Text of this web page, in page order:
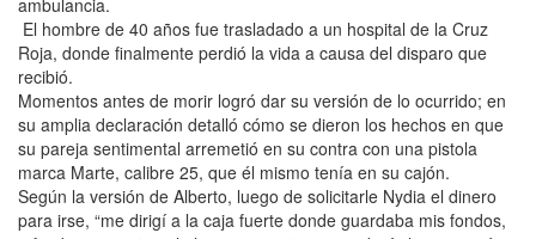
ambulancia.
El hombre de 40 años fue trasladado a un hospital de la Cruz
Roja, donde finalmente perdió la vida a causa del disparo que
recibió.
Momentos antes de morir logró dar su versión de lo ocurrido; en
su amplia declaración detalló cómo se dieron los hechos en que
su pareja sentimental arremetió en su contra con una pistola
marca Marte, calibre 25, que él mismo tenía en su cajón.
Según la versión de Alberto, luego de solicitarle Nydia el dinero
para irse, “me dirigí a la caja fuerte donde guardaba mis fondos,